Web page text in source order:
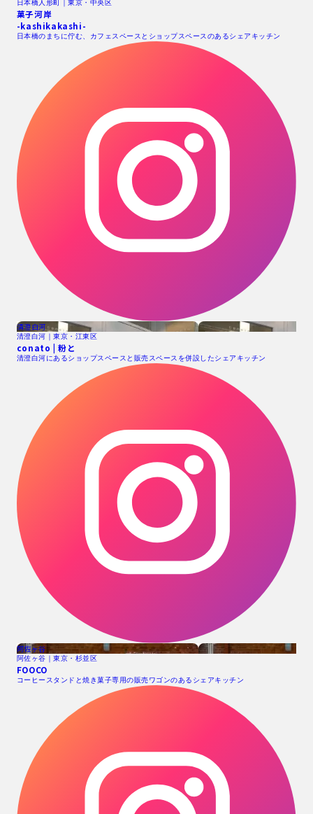
日本橋人形町｜東京・中央区
菓子河岸
-kashikakashi-
日本橋のまちに佇む、カフェスペースとショップスペースのあるシェアキッチン
清澄白河
清澄白河｜東京・江東区
conato | 粉と
清澄白河にあるショップスペースと販売スペースを併設したシェアキッチン
阿佐ヶ谷
阿佐ヶ谷｜東京・杉並区
FOOCO
コーヒースタンドと焼き菓子専用の販売ワゴンのあるシェアキッチン